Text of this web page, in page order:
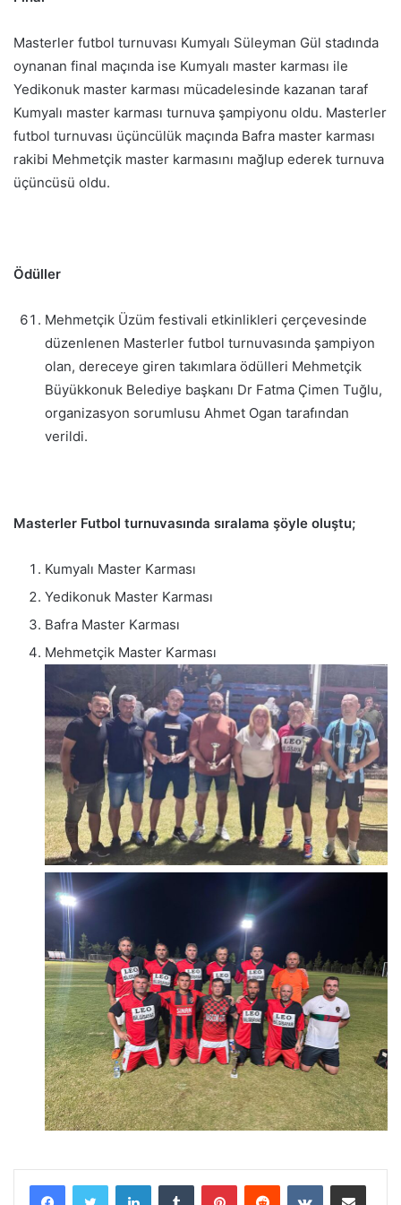
Masterler futbol turnuvası Kumyalı Süleyman Gül stadında
oynanan final maçında ise Kumyalı master karması ile
Yedikonuk master karması mücadelesinde kazanan taraf
Kumyalı master karması turnuva şampiyonu oldu. Masterler
futbol turnuvası üçüncülük maçında Bafra master karması
rakibi Mehmetçik master karmasını mağlup ederek turnuva
üçüncüsü oldu.
Ödüller
Mehmetçik Üzüm festivali etkinlikleri çerçevesinde
düzenlenen Masterler futbol turnuvasında şampiyon
olan, dereceye giren takımlara ödülleri Mehmetçik
Büyükkonuk Belediye başkanı Dr Fatma Çimen Tuğlu,
organizasyon sorumlusu Ahmet Ogan tarafından
verildi.
Masterler Futbol turnuvasında sıralama şöyle oluştu;
Kumyalı Master Karması
Yedikonuk Master Karması
Bafra Master Karması
Mehmetçik Master Karması
LinkedInTumblr PinterestReddit VKontakteE-Posta ile paylaş